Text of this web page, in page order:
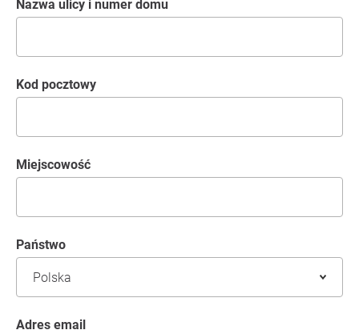
Nazwa ulicy i numer domu
kod pocztowy
Miejscowość
Państwo
Adres email